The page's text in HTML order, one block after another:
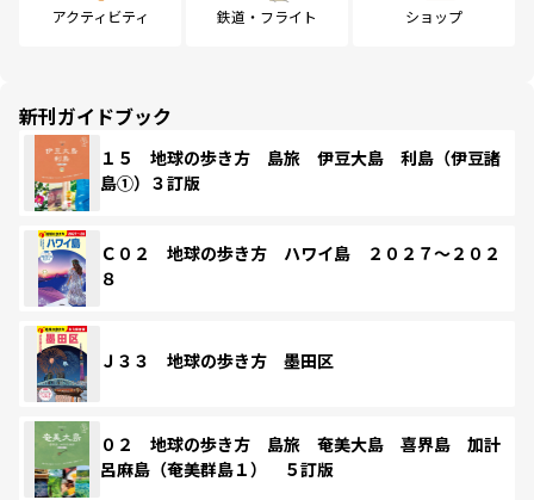
アクティビティ 鉄道・フライト ショップ
新刊ガイドブック
１５ 地球の歩き方 島旅 伊豆大島 利島（伊豆諸
島①）３訂版
Ｃ０２ 地球の歩き方 ハワイ島 ２０２７～２０２
８
Ｊ３３ 地球の歩き方 墨田区
０２ 地球の歩き方 島旅 奄美大島 喜界島 加計
呂麻島（奄美群島１） ５訂版